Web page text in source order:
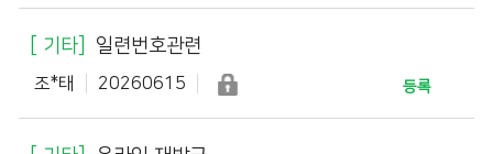
기타 일련번호관련
조*태 등록
20260615